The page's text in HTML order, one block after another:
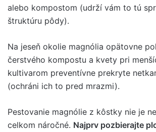
alebo kompostom (udrží vám to tú
štruktúru pôdy).
Na jeseň okolie magnólia opätovne
čerstvého kompostu a kvety pri
kultivarom preventívne prekryte
(ochráni ich to pred mrazmi).
Pestovanie magnólie z kôstky nie je
celkom náročné. Najprv pozbierajte